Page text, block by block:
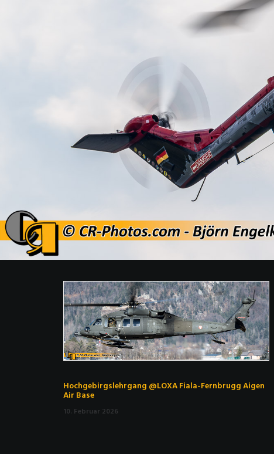
Hochgebirgslehrgang @LOXA Fiala-Fernbrugg Aigen
Air Base
10. Februar 2026